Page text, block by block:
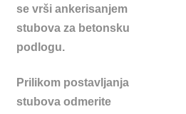
se vrši ankerisanjem
stubova za betonsku
podlogu.
Prilikom postavljanja
stubova odmerite